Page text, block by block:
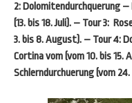
2: Dolomitendurchquerung
(13. bis 18. Juli). – Tour 3:
3. bis 8. August). – Tour 4:
Cortina vom (vom 10. bis 15.
Schlerndurchuerung (vom